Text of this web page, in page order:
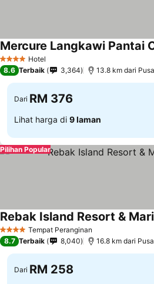
4 BintangHotel
Mercure Langkawi Pantai
8.6 Terbaik 3,364 13.8 km dari
Dari RM 376
Lihat harga di 9 laman
Pilihan Popular
4 BintangTempat Peranginan
Rebak Island Resort &
8.7 Terbaik 8,040 16.8 km dari
Dari RM 258